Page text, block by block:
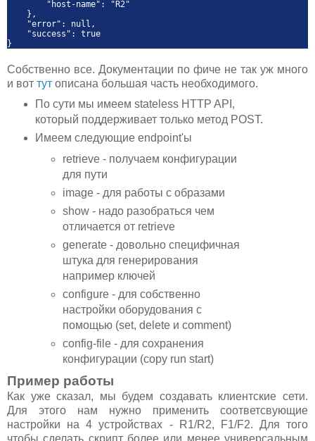
"host-name": "R2"
},
"error": null,
"success": true
}
Собственно все. Документации по фиче не так уж много
и вот тут описана большая часть необходимого.
По сути мы имеем stateless HTTP API,
который поддерживает только метод POST.
Имеем следующие endpoint'ы
retrieve - получаем конфигурации
для пути
image - для работы с образами
show - надо разобраться чем
отличается от retrieve
generate - довольно специфичная
штука для генерирования
например ключей
configure - для собственно
настройки оборудования с
помощью (set, delete и comment)
config-file - для сохранения
конфигурации (copy run start)
Пример работы
Как уже сказал, мы будем создавать клиентские сети.
Для этого нам нужно применить соответсвующие
настройки на 4 устройствах - R1/R2, F1/F2. Для того
чтобы сделать скрипт более или менее универсальным